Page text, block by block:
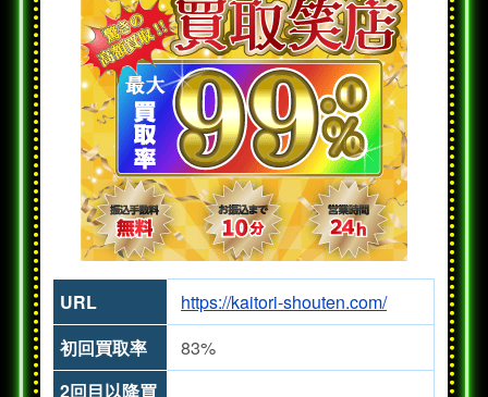
URL
https://kaitori-shouten.com/
初回買取率
83%
2回目以降買